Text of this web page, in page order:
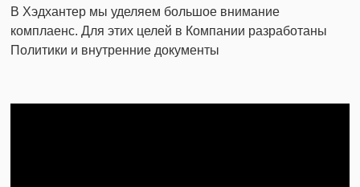
В Хэдхантер мы уделяем большое внимание
комплаенс. Для этих целей в Компании разработаны
Политики и внутренние документы